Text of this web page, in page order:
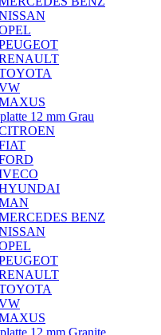
12 mm Grau
BENZ
12 mm Granite